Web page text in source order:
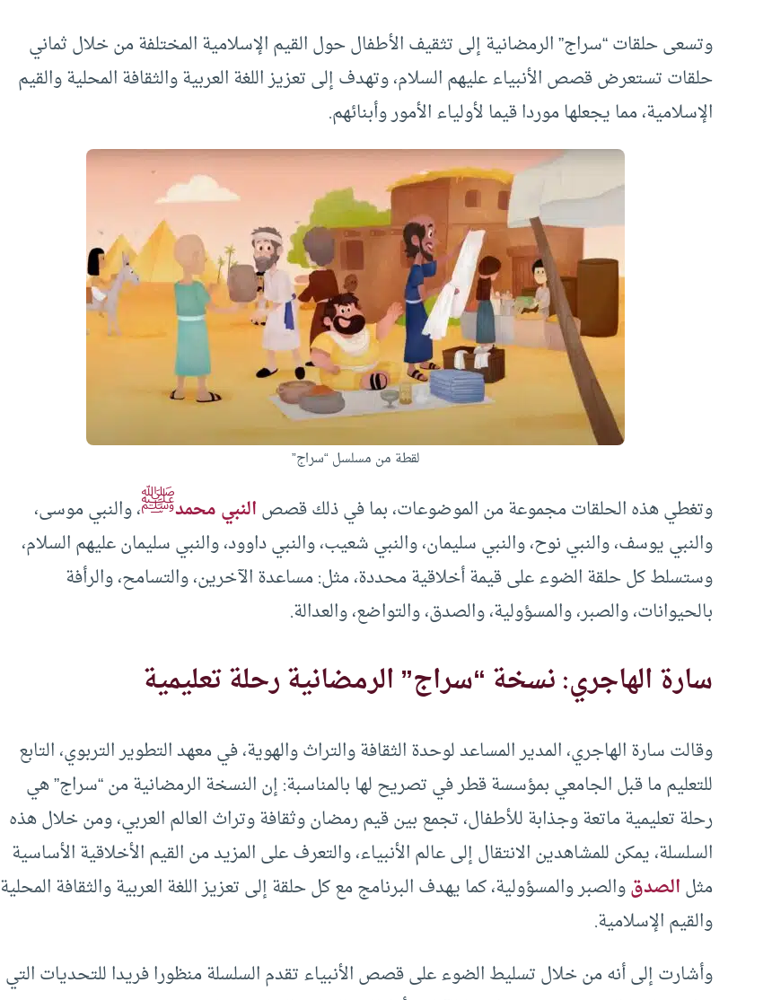
وتسعى حلقات “سراج” الرمضانية إلى تثقيف الأطفال حول القيم الإسلامية المختلفة من خلال ثماني
حلقات تستعرض قصص الأنبياء عليهم السلام، وتهدف إلى تعزيز اللغة العربية والثقافة المحلية والقيم
الإسلامية، مما يجعلها موردا قيما لأولياء الأمور وأبنائهم.
لقطة من مسلسل “سراج”
وتغطي هذه الحلقات مجموعة من الموضوعات، بما في ذلك قصصالنبي محمدﷺ، والنبي موسى،
والنبي يوسف، والنبي نوح، والنبي سليمان، والنبي شعيب، والنبي داوود، والنبي سليمان عليهم السلام،
وستسلط كل حلقة الضوء على قيمة أخلاقية محددة، مثل: مساعدة الآخرين، والتسامح، والرأفة
بالحيوانات، والصبر، والمسؤولية، والصدق، والتواضع، والعدالة.
سارة الهاجري: نسخة “سراج” الرمضانية رحلة تعليمية
وقالت سارة الهاجري، المدير المساعد لوحدة الثقافة والتراث والهوية، في معهد التطوير التربوي، التابع
للتعليم ما قبل الجامعي بمؤسسة قطر في تصريح لها بالمناسبة: إن النسخة الرمضانية من “سراج” هي
رحلة تعليمية ماتعة وجذابة للأطفال، تجمع بين قيم رمضان وثقافة وتراث العالم العربي، ومن خلال هذه
السلسلة، يمكن للمشاهدين الانتقال إلى عالم الأنبياء، والتعرف على المزيد من القيم الأخلاقية الأساسية
مثلالصدقوالصبر والمسؤولية، كما يهدف البرنامج مع كل حلقة إلى تعزيز اللغة العربية والثقافة المحلية
والقيم الإسلامية.
وأشارت إلى أنه من خلال تسليط الضوء على قصص الأنبياء تقدم السلسلة منظورا فريدا للتحديات التي